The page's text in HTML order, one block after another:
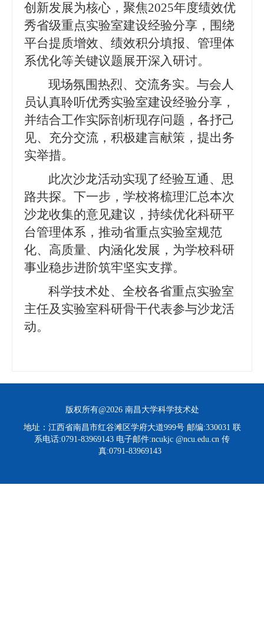
创新发展为核心，聚焦2025年度绩效优
秀省级重点实验室建设经验分享，围绕
平台提质增效、绩效积分填报、管理体
系优化等关键议题展开深入研讨。
现场氛围热烈、交流务实。与会人
员认真聆听优秀实验室建设经验分享，
并结合工作实际剖析现存问题，各抒己
见、充分交流，积极建言献策，提出务
实举措。
此次沙龙活动实现了经验互通、思
路共探。下一步，学校将梳理汇总本次
沙龙收集的意见建议，持续优化科研平
台管理体系，推动省重点实验室规范
化、高质量、内涵化发展，为学校科研
事业稳步进阶筑牢坚实支撑。
科学技术处、全校各省重点实验室
主任及实验室科研骨干代表参与沙龙活
动。
版权所有@2026 南昌大学科学技术处
地址：江西省南昌市红谷滩区学府大道999号 邮编:330031 联
系电话:0791-83969143 电子邮件:ncukjc @ncu.edu.cn 传
真:0791-83969143